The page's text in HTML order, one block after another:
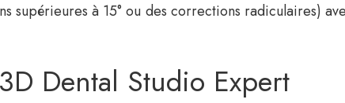
supérieures à 15° ou des corrections radiculaires)
Dental Studio Expert